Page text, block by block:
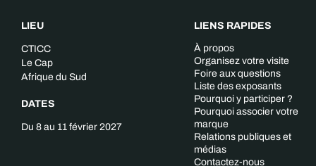
LIEU
CTICC
Le Cap
Afrique du Sud
DATES
Du 8 au 11 février 2027
LIENS RAPIDES
À propos
Organisez votre visite
Foire aux questions
Liste des exposants
Pourquoi y participer ?
Pourquoi associer votre
marque
Relations publiques et
médias
Contactez-nous